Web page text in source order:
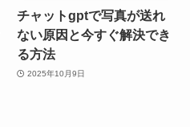
チャットgptで写真が送れ
ない原因と今すぐ解決でき
る方法
2025年10月9日